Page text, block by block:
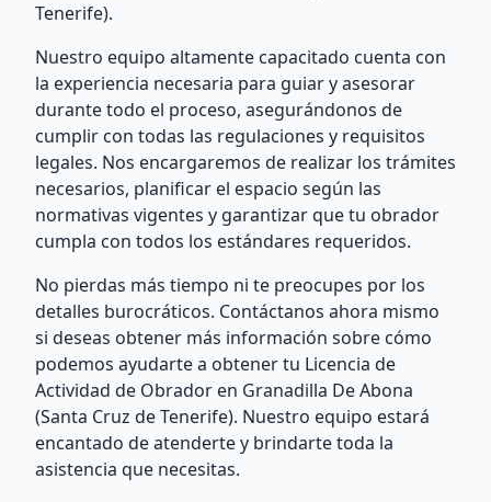
Tenerife).
Nuestro equipo altamente capacitado cuenta con
la experiencia necesaria para guiar y asesorar
durante todo el proceso, asegurándonos de
cumplir con todas las regulaciones y requisitos
legales. Nos encargaremos de realizar los trámites
necesarios, planificar el espacio según las
normativas vigentes y garantizar que tu obrador
cumpla con todos los estándares requeridos.
No pierdas más tiempo ni te preocupes por los
detalles burocráticos. Contáctanos ahora mismo
si deseas obtener más información sobre cómo
podemos ayudarte a obtener tu Licencia de
Actividad de Obrador en Granadilla De Abona
(Santa Cruz de Tenerife). Nuestro equipo estará
encantado de atenderte y brindarte toda la
asistencia que necesitas.